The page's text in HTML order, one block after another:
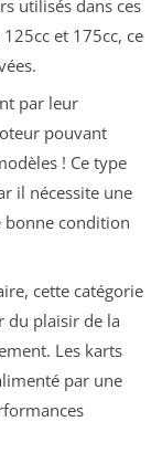
utilisés dans ces
et 175cc, ce
par leur
pouvant
! Ce type
il nécessite une
bonne condition
cette catégorie
du plaisir de la
Les karts
par une